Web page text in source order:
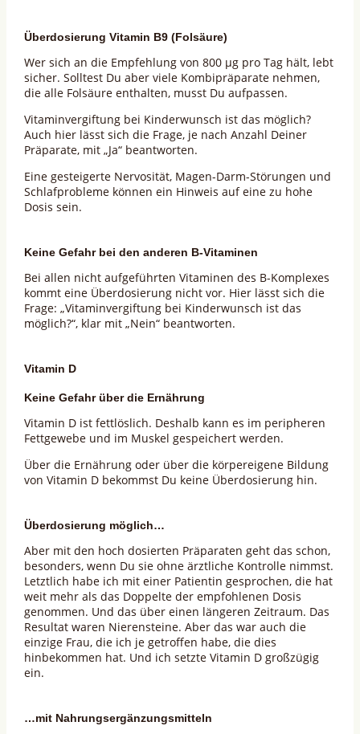
Überdosierung Vitamin B9 (Folsäure)
Wer sich an die Empfehlung von 800 µg pro Tag hält, lebt
sicher. Solltest Du aber viele Kombipräparate nehmen,
die alle Folsäure enthalten, musst Du aufpassen.
Vitaminvergiftung bei Kinderwunsch ist das möglich?
Auch hier lässt sich die Frage, je nach Anzahl Deiner
Präparate, mit „Ja“ beantworten.
Eine gesteigerte Nervosität, Magen-Darm-Störungen und
Schlafprobleme können ein Hinweis auf eine zu hohe
Dosis sein.
Keine Gefahr bei den anderen B-Vitaminen
Bei allen nicht aufgeführten Vitaminen des B-Komplexes
kommt eine Überdosierung nicht vor. Hier lässt sich die
Frage: „Vitaminvergiftung bei Kinderwunsch ist das
möglich?“, klar mit „Nein“ beantworten.
Vitamin D
Keine Gefahr über die Ernährung
Vitamin D ist fettlöslich. Deshalb kann es im peripheren
Fettgewebe und im Muskel gespeichert werden.
Über die Ernährung oder über die körpereigene Bildung
von Vitamin D bekommst Du keine Überdosierung hin.
Überdosierung möglich…
Aber mit den hoch dosierten Präparaten geht das schon,
besonders, wenn Du sie ohne ärztliche Kontrolle nimmst.
Letztlich habe ich mit einer Patientin gesprochen, die hat
weit mehr als das Doppelte der empfohlenen Dosis
genommen. Und das über einen längeren Zeitraum. Das
Resultat waren Nierensteine. Aber das war auch die
einzige Frau, die ich je getroffen habe, die dies
hinbekommen hat. Und ich setzte Vitamin D großzügig
ein.
…mit Nahrungsergänzungsmitteln